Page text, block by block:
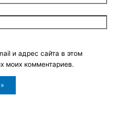
и адрес сайта в этом
моих комментариев.